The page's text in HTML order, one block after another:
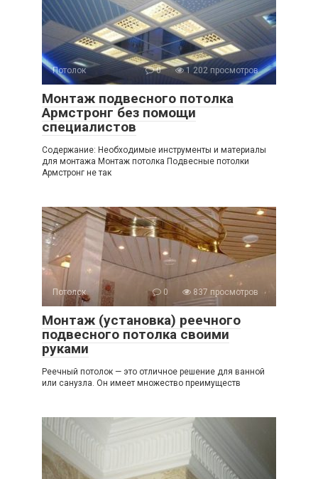
Потолок 0 1 202 просмотров
Монтаж подвесного потолка
Армстронг без помощи
специалистов
Содержание: Необходимые инструменты и материалы
для монтажа Монтаж потолка Подвесные потолки
Армстронг не так
Потолок 0 837 просмотров
Монтаж (установка) реечного
подвесного потолка своими
руками
Реечный потолок — это отличное решение для ванной
или санузла. Он имеет множество преимуществ